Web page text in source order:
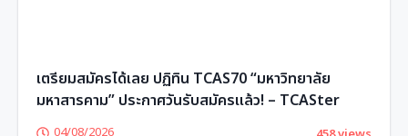
เตรียมสมัครได้เลย ปฏิทิน TCAS70 “มหาวิทยาลัย
มหาสารคาม” ประกาศวันรับสมัครแล้ว! – TCASter